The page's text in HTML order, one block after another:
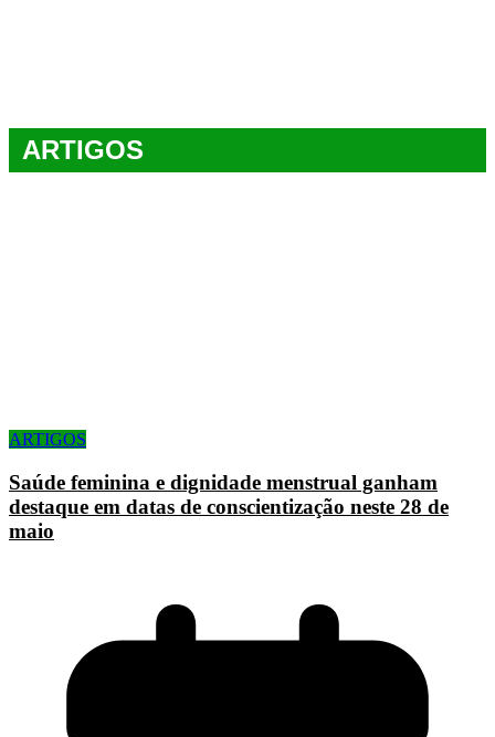
ARTIGOS
ARTIGOS
Saúde feminina e dignidade menstrual ganham
destaque em datas de conscientização neste 28 de
maio